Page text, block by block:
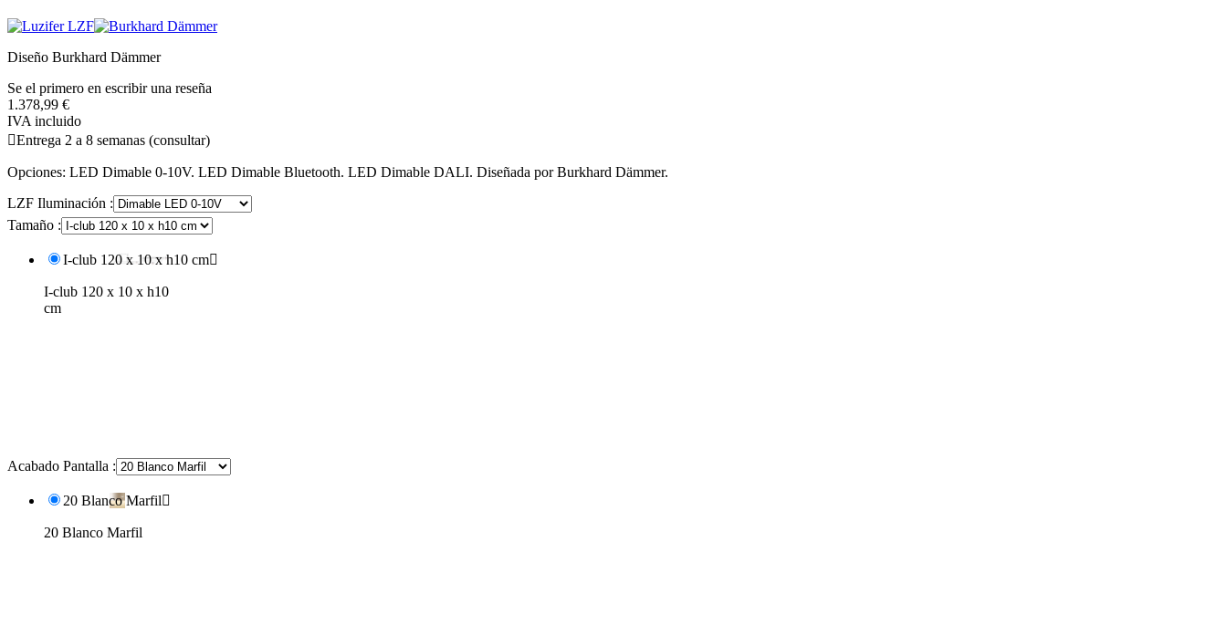
Diseño Burkhard Dämmer
Se el primero en escribir una reseña
1.378,99 €
IVA incluido
Entrega 2 a 8 semanas (consultar)
Opciones: LED Dimable 0-10V. LED Dimable Bluetooth. LED Dimable DALI. Diseñada por Burkhard Dämmer.
LZF Iluminación :
Tamaño :
I-club 120 x 10 x h10 cm
I-club 120 x 10 x h10
cm
Acabado Pantalla :
20 Blanco Marfil
20 Blanco Marfil